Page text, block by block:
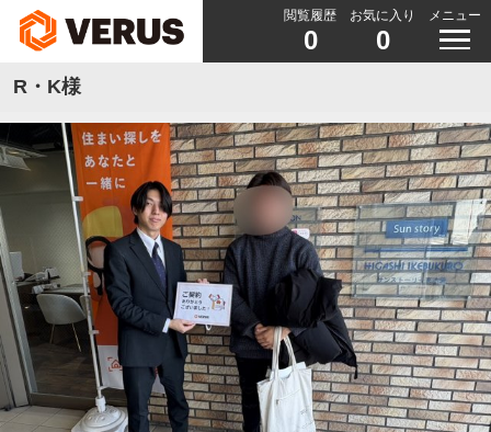
閲覧履歴
0
お気に入り
0
メニュー
R・K様